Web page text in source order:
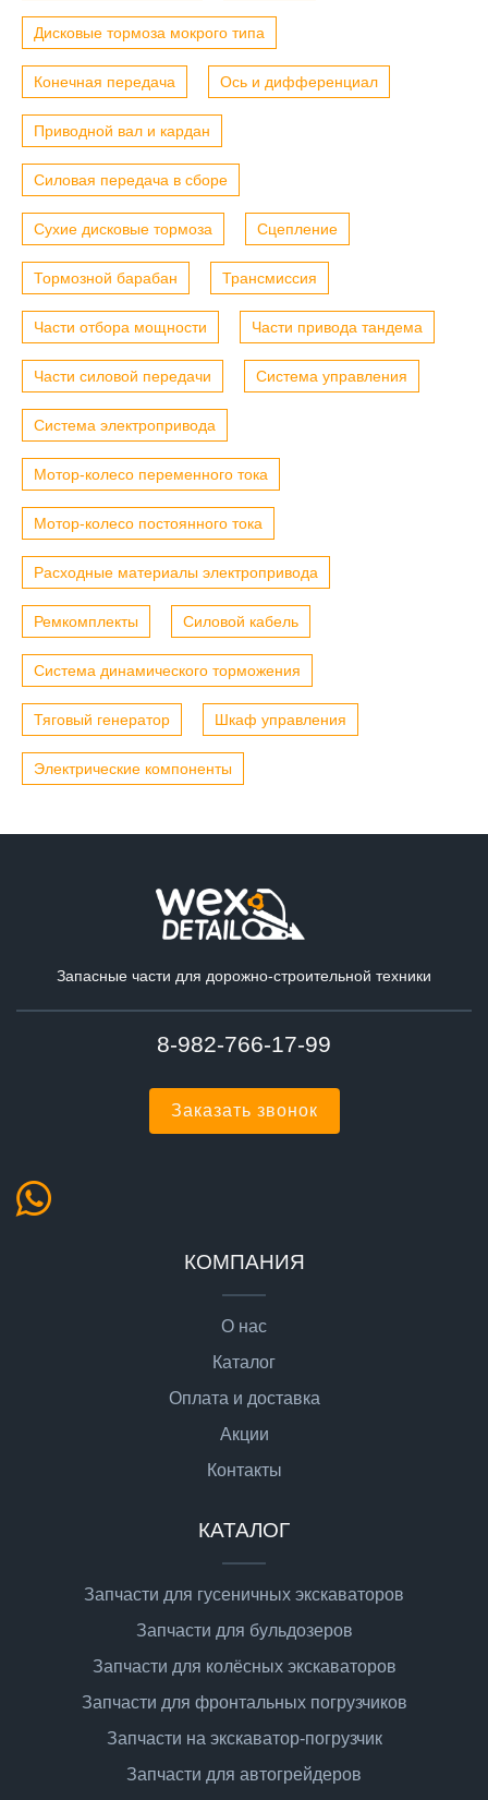
Дисковые тормоза мокрого типа
Конечная передача Ось и дифференциал
Приводной вал и кардан
Силовая передача в сборе
Сухие дисковые тормоза Сцепление
Тормозной барабан Трансмиссия
Части отбора мощности Части привода тандема
Части силовой передачи Система управления
Система электропривода
Мотор-колесо переменного тока
Мотор-колесо постоянного тока
Расходные материалы электропривода
Ремкомплекты Силовой кабель
Система динамического торможения
Тяговый генератор Шкаф управления
Электрические компоненты
Запасные части для дорожно-строительной техники
8-982-766-17-99
Заказать звонок
КОМПАНИЯ
О нас
Каталог
Оплата и доставка
Акции
Контакты
КАТАЛОГ
Запчасти для гусеничных экскаваторов
Запчасти для бульдозеров
Запчасти для колёсных экскаваторов
Запчасти для фронтальных погрузчиков
Запчасти на экскаватор-погрузчик
Запчасти для автогрейдеров